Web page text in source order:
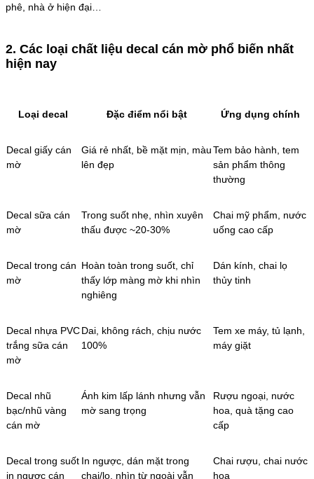
phê, nhà ở hiện đại…
2. Các loại chất liệu decal cán mờ phổ biến nhất
hiện nay
Loại decal Đặc điểm nổi bật Ứng dụng chính
Decal giấy cán
mờ
Giá rẻ nhất, bề mặt mịn, màu
lên đẹp
Tem bảo hành, tem
sản phẩm thông
thường
Decal sữa cán
mờ
Trong suốt nhẹ, nhìn xuyên
thấu được ~20-30%
Chai mỹ phẩm, nước
uống cao cấp
Decal trong cán
mờ
Hoàn toàn trong suốt, chỉ
thấy lớp màng mờ khi nhìn
nghiêng
Dán kính, chai lọ
thủy tinh
Decal nhựa PVC
trắng sữa cán
mờ
Dai, không rách, chịu nước
100%
Tem xe máy, tủ lạnh,
máy giặt
Decal nhũ
bạc/nhũ vàng
cán mờ
Ánh kim lấp lánh nhưng vẫn
mờ sang trọng
Rượu ngoại, nước
hoa, quà tặng cao
cấp
Decal trong suốt
in ngược cán
In ngược, dán mặt trong
chai/lọ, nhìn từ ngoài vẫn
Chai rượu, chai nước
hoa